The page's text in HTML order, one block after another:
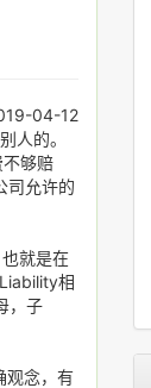
04-12
人的。
够赔
司允许的
就是在
相
，子
观念，有